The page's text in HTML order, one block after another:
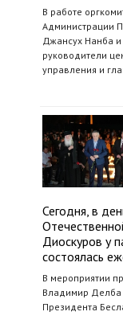
В работе
Администрации
Джансух Нанба и
руководители
управления и
Сегодня, в
Диоскуров у
состоялась
В мероприятии
Владимир Делба
Президента